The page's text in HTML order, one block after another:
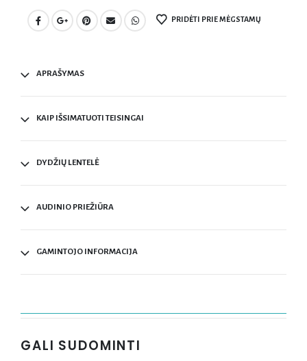
PRIDĖTI PRIE MĖGSTAMŲ
APRAŠYMAS
KAIP IŠSIMATUOTI TEISINGAI
DYDŽIŲ LENTELĖ
AUDINIO PRIEŽIŪRA
GAMINTOJO INFORMACIJA
GALI SUDOMINTI